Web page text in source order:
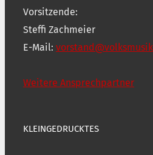
Vorsitzende:
Steffi Zachmeier
E-Mail:
Weitere Ansprechpartner
KLEINGEDRUCKTES